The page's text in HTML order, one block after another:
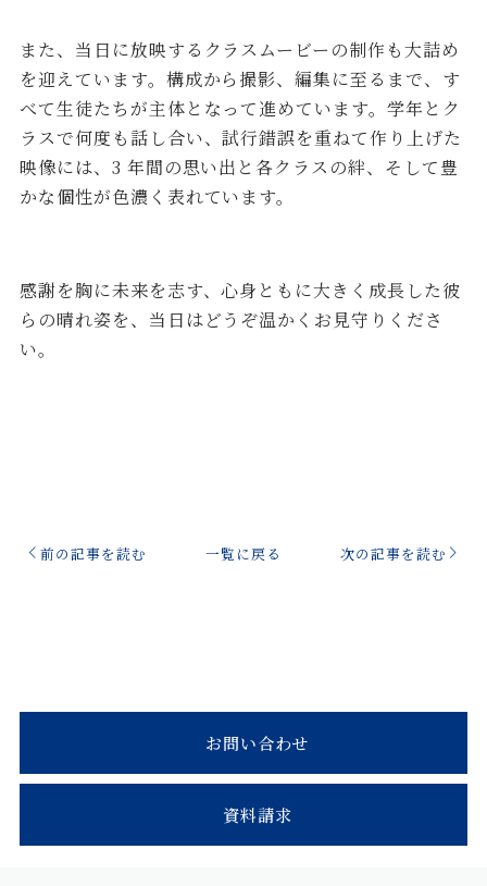
また、当日に放映するクラスムービーの制作も大詰め
を迎えています。構成から撮影、編集に至るまで、す
べて生徒たちが主体となって進めています。学年とク
ラスで何度も話し合い、試行錯誤を重ねて作り上げた
映像には、3 年間の思い出と各クラスの絆、そして豊
かな個性が色濃く表れています。
感謝を胸に未来を志す、心身ともに大きく成長した彼
らの晴れ姿を、当日はどうぞ温かくお見守りくださ
い。
前の記事を読む 一覧に戻る 次の記事を読む
お問い合わせ
資料請求